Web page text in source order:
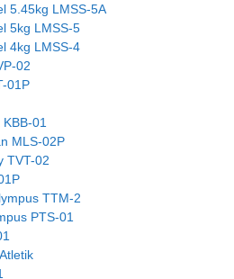
5.45kg LMSS-5A
5kg LMSS-5
4kg LMSS-4
02
01P
01
MLS-02P
TVT-02
TTM-2
PTS-01